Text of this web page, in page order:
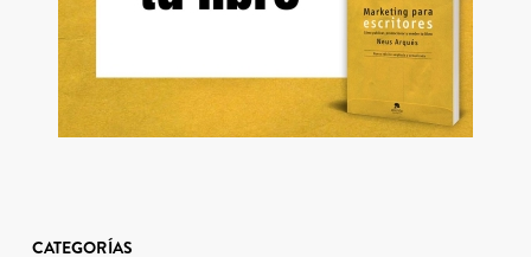
CATEGORÍAS